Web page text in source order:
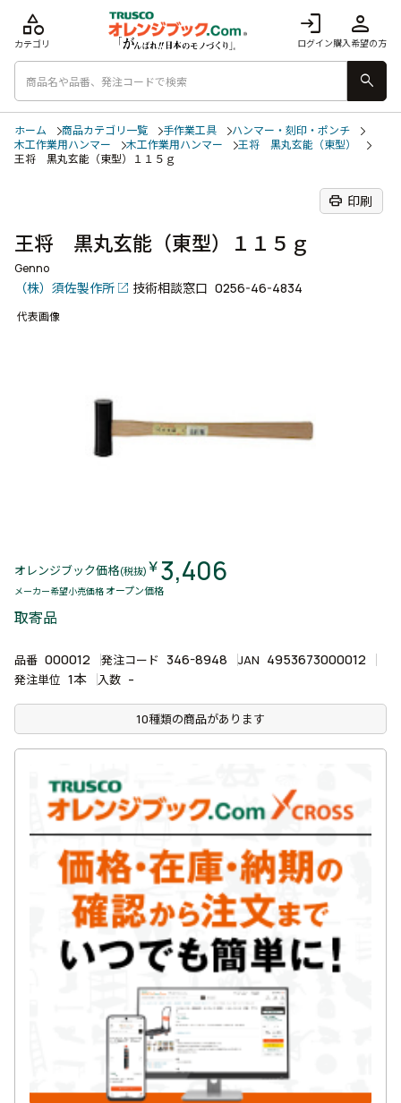
login
ログイン
person
購入希望の方
category
カテゴリ
search
ホーム 商品カテゴリ一覧 手作業工具
ハンマー・刻印・ポンチ
木工作業用ハンマー
木工作業用ハンマー
王将 黒丸玄能（東型）
王将 黒丸玄能（東型）１１５ｇ
print 印刷
王将 黒丸玄能（東型）１１５ｇ
Genno
（株）須佐製作所 技術相談窓口 0256-46-4834
代表画像
オレンジブック価格(税抜) ￥3,406
メーカー希望小売価格 オープン価格
取寄品
品番 000012 発注コード 346-8948 JAN 4953673000012
発注単位 1本 入数 -
10種類の商品があります